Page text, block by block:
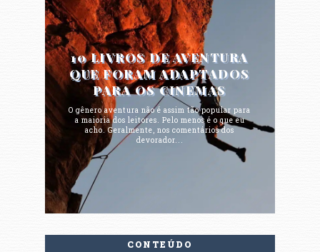
10 LIVROS DE AVENTURA
QUE FORAM ADAPTADOS
PARA OS CINEMAS
O gênero aventura não é assim tão popular para
a maioria dos leitores. Pelo menos é o que eu
acho. Geralmente, nos comentários dos
devorador...
CONTEÚDO